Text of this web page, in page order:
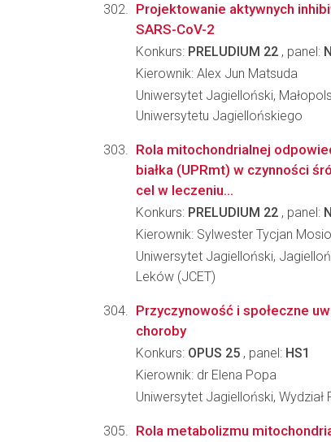
Projektowanie aktywnych
SARS-CoV-2
Konkurs: PRELUDIUM 22 , panel:
Kierownik: Alex Jun Matsuda
Uniwersytet Jagielloński,
Uniwersytetu Jagiellońskiego
Rola mitochondrialnej
białka (UPRmt) w czynności
cel w leczeniu...
Konkurs: PRELUDIUM 22 , panel:
Kierownik: Sylwester Tycjan
Uniwersytet Jagielloński,
Leków (JCET)
Przyczynowość i społeczne
choroby
Konkurs: OPUS 25 , panel: HS1
Kierownik: dr Elena Popa
Uniwersytet Jagielloński, Wydział
Rola metabolizmu